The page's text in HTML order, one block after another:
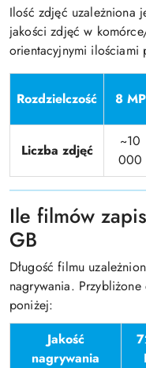
Ilość zdjęć uzależniona
jakości zdjęć w
orientacyjnymi ilościami
Rozdzielczość 8 MP
Liczba zdjęć
~10
000
Ile filmów
GB
Długość filmu
nagrywania.
poniżej:
Jakość
nagrywania